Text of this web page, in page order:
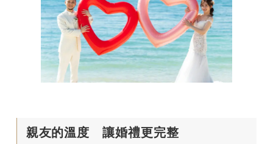
親友的溫度 讓婚禮更完整